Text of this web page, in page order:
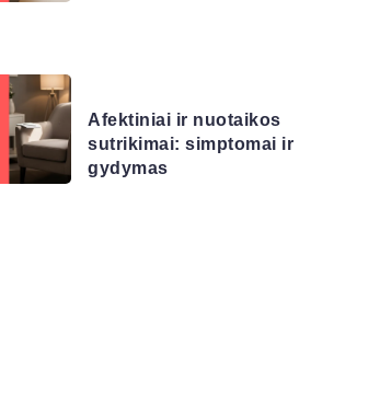
Afektiniai ir nuotaikos
sutrikimai: simptomai ir
gydymas